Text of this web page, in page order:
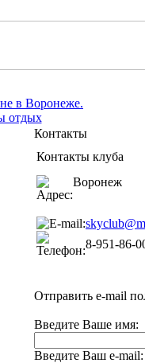
Контакты
Контакты клуба
Воронеж
8-951-86-
Отправить e-mail
Введите Ваше имя:
Введите Ваш e-mail: